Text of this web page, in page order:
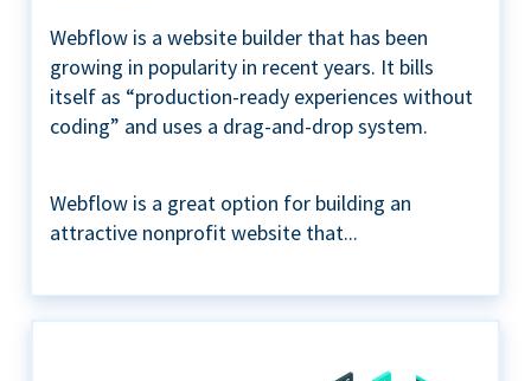
Webflow is a website builder that has been
growing in popularity in recent years. It bills
itself as “production-ready experiences without
coding” and uses a drag-and-drop system.
Webflow is a great option for building an
attractive nonprofit website that...